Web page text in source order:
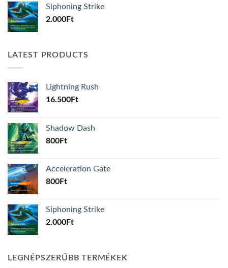
Siphoning Strike
2.000Ft
LATEST PRODUCTS
Lightning Rush
16.500Ft
Shadow Dash
800Ft
Acceleration Gate
800Ft
Siphoning Strike
2.000Ft
LEGNÉPSZERŰBB TERMÉKEK